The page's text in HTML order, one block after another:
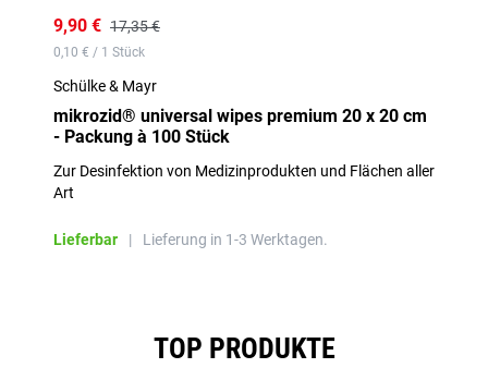
9,90 € 17,35 €
0,10 € / 1 Stück
Schülke & Mayr
mikrozid® universal wipes premium 20 x 20 cm
- Packung à 100 Stück
Zur Desinfektion von Medizinprodukten und Flächen aller
Art
Lieferbar | Lieferung in 1-3 Werktagen.
TOP PRODUKTE